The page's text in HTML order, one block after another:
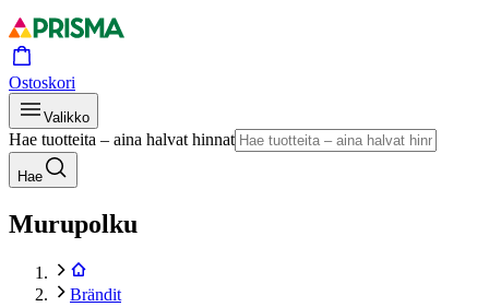
Ostoskori
Valikko
Hae tuotteita – aina halvat hinnat
Hae
Murupolku
Brändit